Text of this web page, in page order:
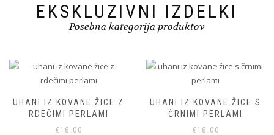
EKSKLUZIVNI IZDELKI
Posebna kategorija produktov
UHANI IZ KOVANE ŽICE S
ČRNIMI PERLAMI
€18.00
VISEČI UHANI IZ KOVANE
ŽICE S ČRNIMI PERLAMI
€18.00